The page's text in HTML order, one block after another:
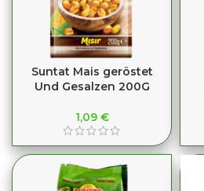
Suntat Mais geröstet
Und Gesalzen 200G
1,09 €